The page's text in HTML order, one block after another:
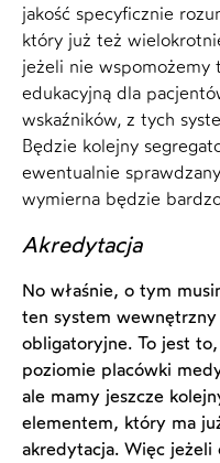
jakość specyficznie
który już też
jeżeli nie wspomożemy
edukacyjną dla
wskaźników, z tych
Będzie kolejny
ewentualnie
wymierna będzie
Akredytacja
No właśnie, o tym
ten system
obligatoryjne. To jest
poziomie placówki
ale mamy jeszcze
elementem, który ma
akredytacja. Więc